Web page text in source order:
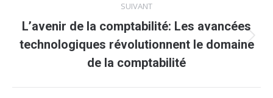
SUIVANT
Article
suivant
L’avenir de la comptabilité: Les avancées
technologiques révolutionnent le domaine
de la comptabilité